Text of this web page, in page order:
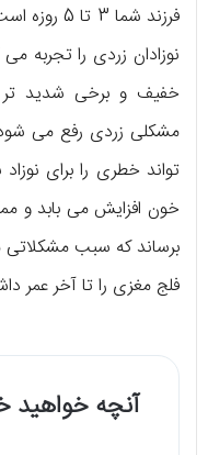
نوزادان زردی را تجربه
خفیف و برخی شدید تر
مشکلی زردی رفع می
تواند خطری را برای
خون افزایش می بابد و
برساند که سبب مشکلاتی
فلج مغزی را تا آخر عمر
آنچه خواهید